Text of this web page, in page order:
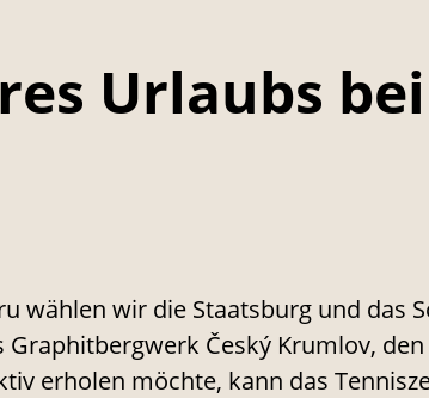
Urlaubs
wählen wir die Staatsburg und das
Český Krumlov, den
erholen möchte, kann das